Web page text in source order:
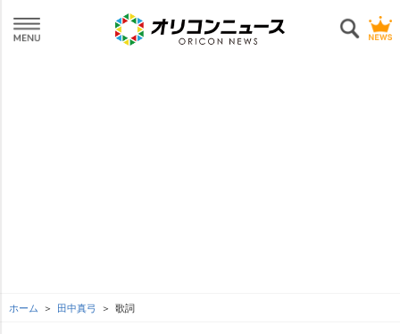
ホーム 田中真弓 歌詞